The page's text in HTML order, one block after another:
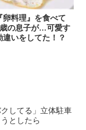
卵料理』を食べて
の息子が…可愛す
違いをしてた！？
クしてる」立体駐車
としたら